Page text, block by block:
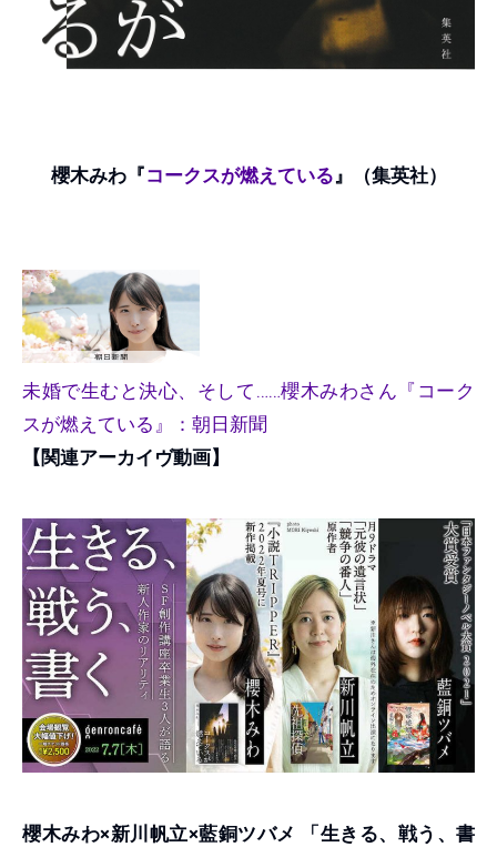
櫻木みわ『コークスが燃えている』（集英社）
未婚で生むと決心、そして……櫻木みわさん『コーク
スが燃えている』：朝日新聞
【関連アーカイヴ動画】
櫻木みわ×新川帆立×藍銅ツバメ 「生きる、戦う、書